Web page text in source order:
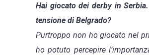
Hai giocato dei derby in
tensione di Belgrado?
Purtroppo non ho giocato nel
ho potuto percepire